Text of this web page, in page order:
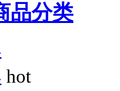
品分类
hot